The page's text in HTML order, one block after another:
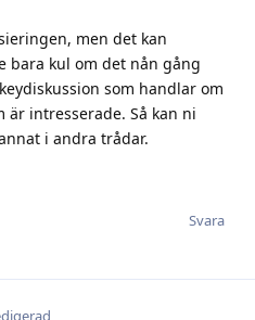
men det kan
bara kul om det nån gång
som handlar om
är intresserade. Så kan ni
i andra trådar.
Svara